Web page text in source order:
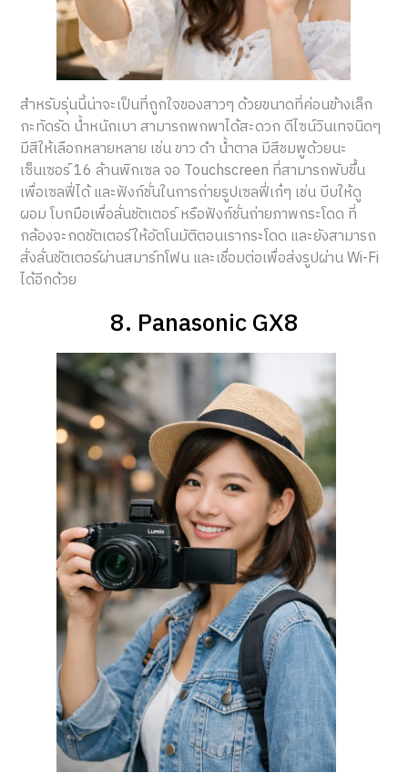
สำหรับรุ่นนี้น่าจะเป็นที่ถูกใจของสาวๆ ด้วยขนาดที่ค่อนข้างเล็ก
กะทัดรัด น้ำหนักเบา สามารถพกพาได้สะดวก ดีไซน์วินเทจนิดๆ
มีสีให้เลือกหลายหลาย เช่น ขาว ดำ น้ำตาล มีสีชมพูด้วยนะ
เซ็นเซอร์ 16 ล้านพิกเซล จอ Touchscreen ที่สามารถพับขึ้น
เพื่อเซลฟี่ได้ และฟังก์ชั่นในการถ่ายรูปเซลฟี่เก๋ๆ เช่น บีบให้ดู
ผอม โบกมือเพื่อลั่นชัตเตอร์ หรือฟังก์ชั่นถ่ายภาพกระโดด ที่
กล้องจะกดชัตเตอร์ให้อัตโนมัติตอนเรากระโดด และยังสามารถ
สั่งลั่นชัตเตอร์ผ่านสมาร์ทโฟน และเชื่อมต่อเพื่อส่งรูปผ่าน Wi-Fi
ได้อีกด้วย
8. Panasonic GX8